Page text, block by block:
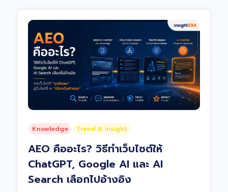
Knowledge Trend & Insight
AEO คืออะไร? วิธีทำเว็บไซต์ให้
ChatGPT, Google AI และ AI
Search เลือกไปอ้างอิง